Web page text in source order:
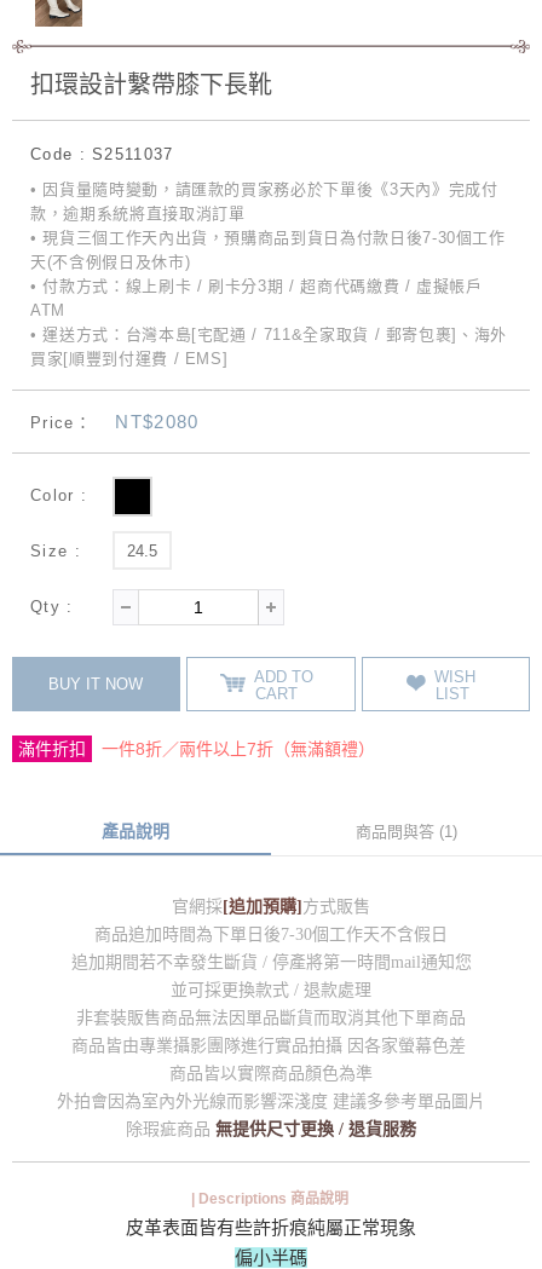
扣環設計繫帶膝下長靴
Code : S2511037
• 因貨量隨時變動，請匯款的買家務必於下單後《3天內》完成付
款，逾期系統將直接取消訂單
• 現貨三個工作天內出貨，預購商品到貨日為付款日後7-30個工作
天(不含例假日及休市)
• 付款方式：線上刷卡 / 刷卡分3期 / 超商代碼繳費 / 虛擬帳戶
ATM
• 運送方式：台灣本島[宅配通 / 711&全家取貨 / 郵寄包裹]、海外
買家[順豐到付運費 / EMS]
Price： NT$2080
Color :
Size : 24.5
Qty :
BUY IT NOW
ADD TO
CART
WISH
LIST
滿件折扣 一件8折／兩件以上7折（無滿額禮）
產品說明 商品問與答 (1)
官網採[追加預購]方式販售
商品追加時間為下單日後7-30個工作天不含假日
追加期間若不幸發生斷貨 / 停產將第一時間mail通知您
並可採更換款式 / 退款處理
非套裝販售商品無法因單品斷貨而取消其他下單商品
商品皆由專業攝影團隊進行實品拍攝 因各家螢幕色差
商品皆以實際商品顏色為準
外拍會因為室內外光線而影響深淺度 建議多參考單品圖片
除瑕疵商品 無提供尺寸更換 / 退貨服務
| Descriptions 商品說明
皮革表面皆有些許折痕純屬正常現象
偏小半碼